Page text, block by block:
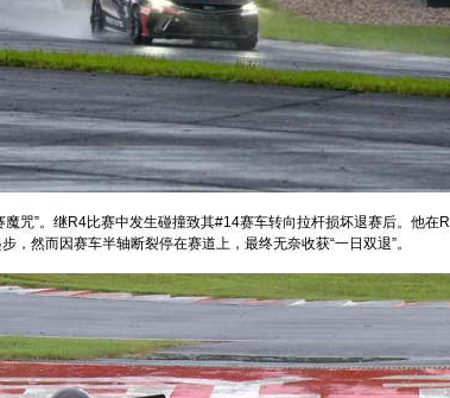
咒”。继R4比赛中发生碰撞致其#14赛车转向拉杆损坏退赛后。他在
然而因赛车半轴断裂停在赛道上，最终无奈收获“一日双退”。